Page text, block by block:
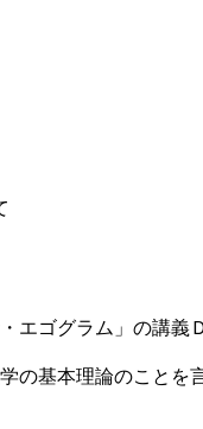
ゴグラム」の講義
基本理論のこと